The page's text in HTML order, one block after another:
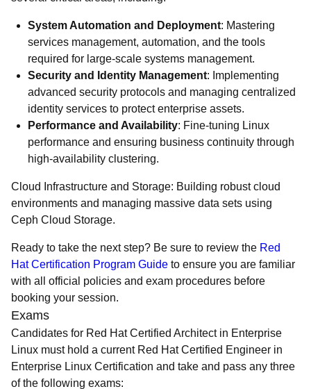
System Automation and Deployment: Mastering
services management, automation, and the tools
required for large-scale systems management.
Security and Identity Management: Implementing
advanced security protocols and managing centralized
identity services to protect enterprise assets.
Performance and Availability: Fine-tuning Linux
performance and ensuring business continuity through
high-availability clustering.
Cloud Infrastructure and Storage: Building robust cloud
environments and managing massive data sets using
Ceph Cloud Storage.
Ready to take the next step? Be sure to review the Red
Hat Certification Program Guide to ensure you are familiar
with all official policies and exam procedures before
booking your session.
Exams
Candidates for Red Hat Certified Architect in Enterprise
Linux must hold a current Red Hat Certified Engineer in
Enterprise Linux Certification and take and pass any three
of the following exams: